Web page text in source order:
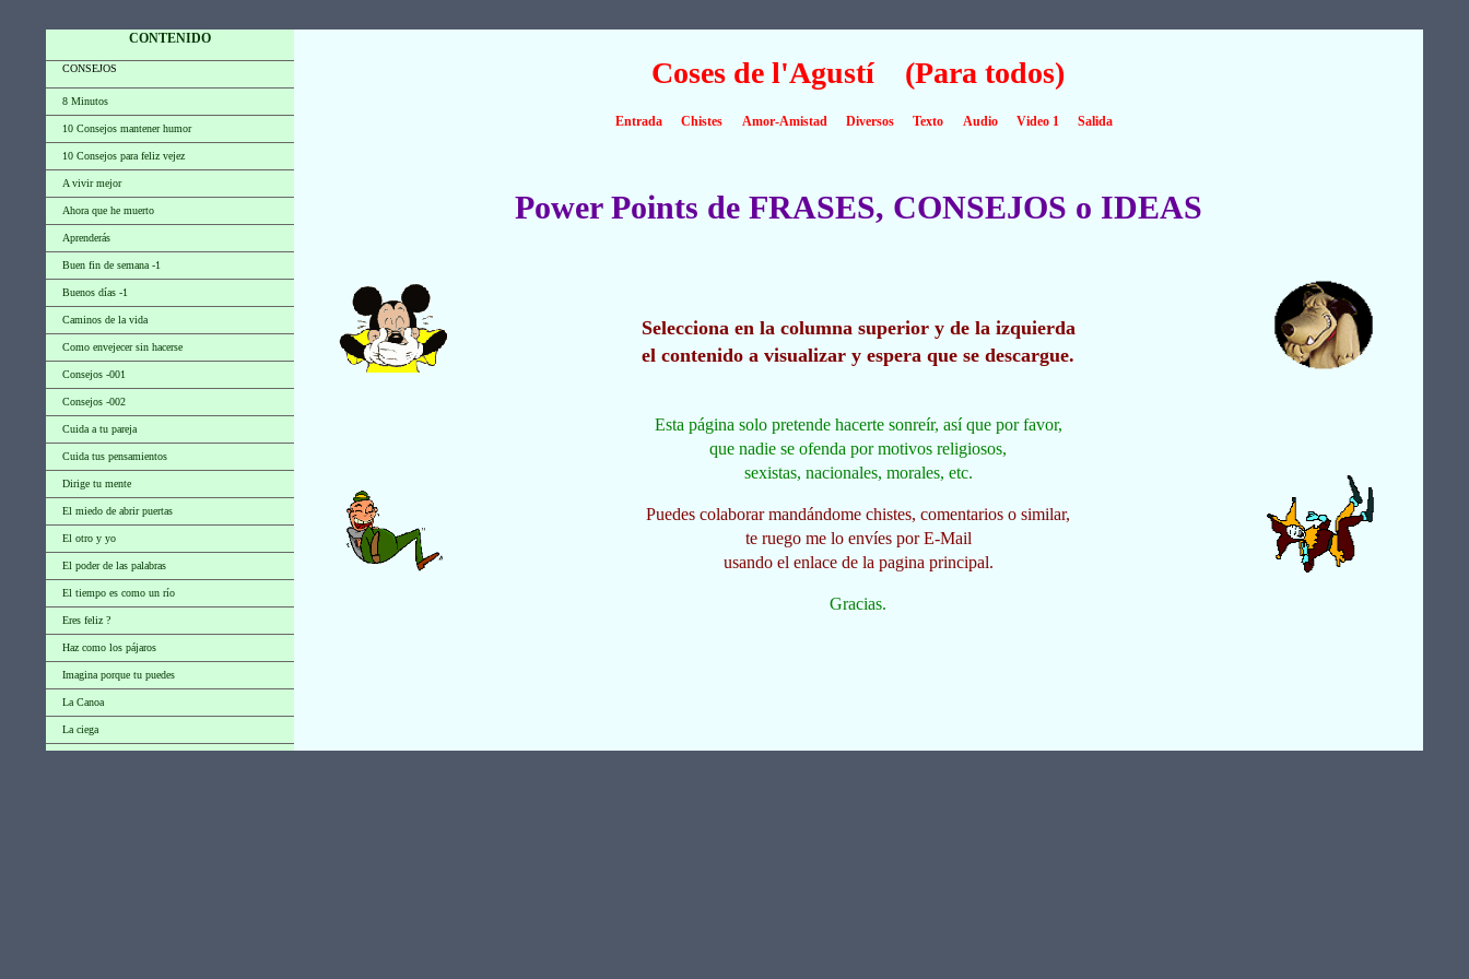
CONTENIDO
CONSEJOS
8 Minutos
10 Consejos mantener humor
10 Consejos para feliz vejez
A vivir mejor
Ahora que he muerto
Aprenderás
Buen fin de semana -1
Buenos días -1
Caminos de la vida
Como envejecer sin hacerse
Consejos -001
Consejos -002
Cuida a tu pareja
Cuida tus pensamientos
Dirige tu mente
El miedo de abrir puertas
El otro y yo
El poder de las palabras
El tiempo es como un río
Eres feliz ?
Haz como los pájaros
Imagina porque tu puedes
La Canoa
La ciega
Coses de l'Agustí (Para todos)
Entrada Chistes Amor-Amistad Diversos Texto Audio Video 1 Salida
Power Points de FRASES, CONSEJOS o IDEAS
Selecciona en la columna superior y de la izquierda
el contenido a visualizar y espera que se descargue.
Esta página solo pretende hacerte sonreír, así que por favor,
que nadie se ofenda por motivos religiosos,
sexistas, nacionales, morales, etc.
Puedes colaborar mandándome chistes, comentarios o similar,
te ruego me lo envíes por E-Mail
usando el enlace de la pagina principal.
Gracias.